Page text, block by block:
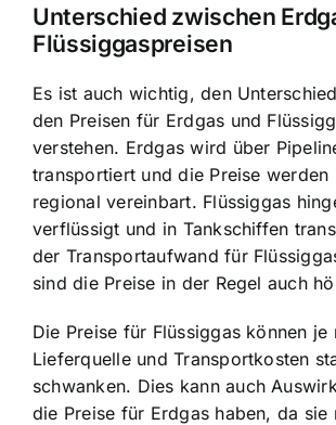
Unterschied zwischen
Flüssiggaspreisen
Es ist auch wichtig, den
den Preisen für Erdgas und
verstehen. Erdgas wird über
transportiert und die Preise werden
regional vereinbart. Flüssiggas
verflüssigt und in Tankschiffen
der Transportaufwand für
sind die Preise in der Regel auch
Die Preise für Flüssiggas können je
Lieferquelle und Transportkosten
schwanken. Dies kann auch
die Preise für Erdgas haben, da sie